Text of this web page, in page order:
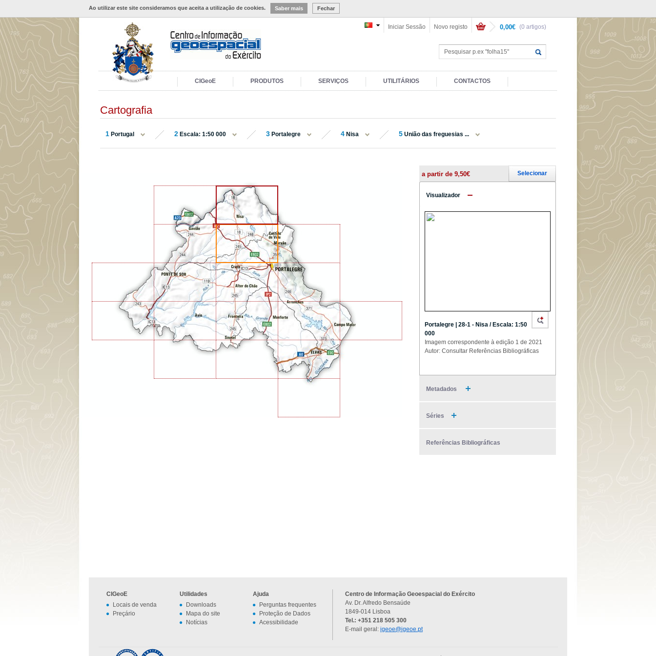
Ao utilizar este site consideramos que aceita a utilização de cookies. Saber mais Fechar
(0 artigos)
0,00€
Novo registo
Iniciar Sessão
CIGeoE PRODUTOS SERVIÇOS UTILITÁRIOS CONTACTOS
Cartografia
1 Portugal 2 Escala: 1:50 000 3 Portalegre 4 Nisa 5 União das freguesias ...
a partir de 9,50€ Selecionar
Visualizador
Portalegre | 28-1 - Nisa / Escala: 1:50
000
Imagem correspondente à edição 1 de 2021
Autor: Consultar Referências Bibliográficas
Metadados
Séries
Referências Bibliográficas
CIGeoE
Locais de venda
Preçário
Utilidades
Downloads
Mapa do site
Notícias
Ajuda
Perguntas frequentes
Proteção de Dados
Acessibilidade
Centro de Informação Geoespacial do Exército
Av. Dr. Alfredo Bensaúde
1849-014 Lisboa
Tel.: +351 218 505 300
E-mail geral: igeoe@igeoe.pt